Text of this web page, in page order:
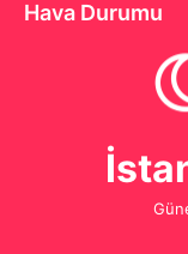
Hava Durumu